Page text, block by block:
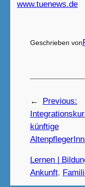
www.tuenews.de
Geschrieben von
←
Previous:
künftige
Lernen |
Ankunft,